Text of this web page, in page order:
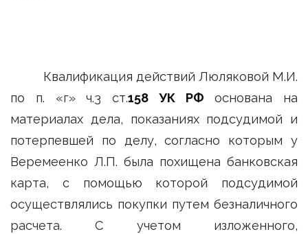
Квалификация действий Люляковой М.И.
по п. «г» ч.3 ст.158 УК РФ основана на
материалах дела, показаниях подсудимой и
потерпевшей по делу, согласно которым у
Веремеенко Л.П. была похищена банковская
карта, с помощью которой подсудимой
осуществлялись покупки путем безналичного
расчета. С учетом изложенного,